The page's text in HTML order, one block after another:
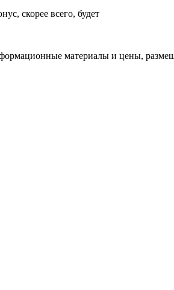
скорее всего, будет
материалы и цены,